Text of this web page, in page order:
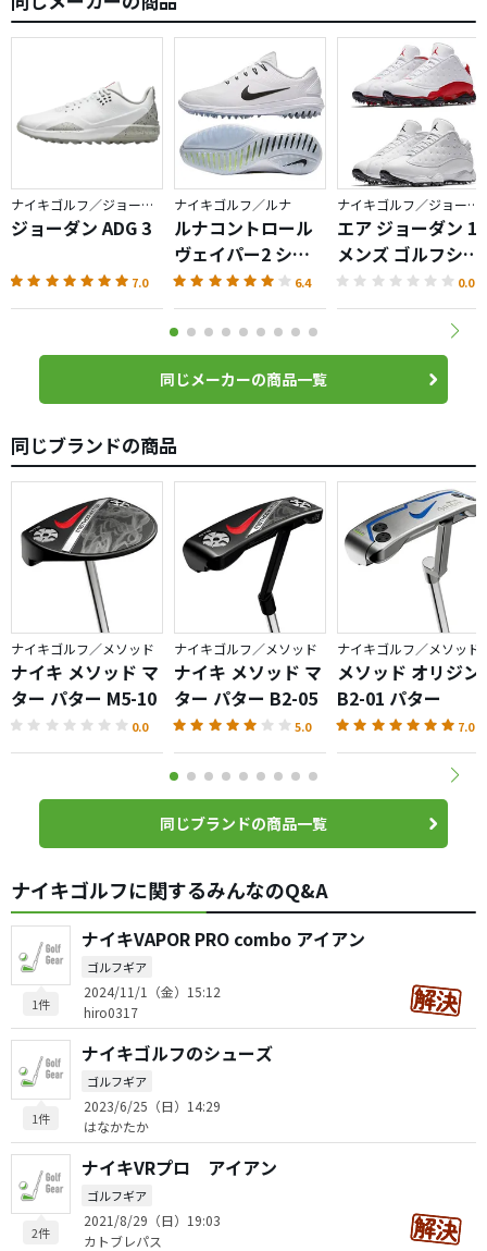
ナイキゴルフ／ジョーダン
ジョーダン ADG 3
7.0
ナイキゴルフ／ルナ
ルナコントロール
ヴェイパー2 シュ
ーズ
6.4
ナイキゴルフ／ジョーダン
エア ジョーダン 13
メンズ ゴルフシュ
ーズ
0.0
同じメーカーの商品一覧
同じブランドの商品
ナイキゴルフ／メソッド
ナイキ メソッド マ
ター パター M5-10
0.0
ナイキゴルフ／メソッド
ナイキ メソッド マ
ター パター B2-05
5.0
ナイキゴルフ／メソッド
メソッド オリジン
B2-01 パター
7.0
同じブランドの商品一覧
ナイキゴルフに関するみんなのQ&A
1件
ナイキVAPOR PRO combo アイアン
ゴルフギア
2024/11/1（金）15:12
hiro0317
1件
ナイキゴルフのシューズ
ゴルフギア
2023/6/25（日）14:29
はなかたか
2件
ナイキVRプロ アイアン
ゴルフギア
2021/8/29（日）19:03
カトブレパス